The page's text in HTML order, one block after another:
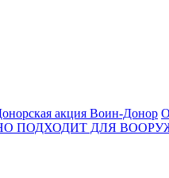
акция Воин-Донор
ПОДХОДИТ ДЛЯ